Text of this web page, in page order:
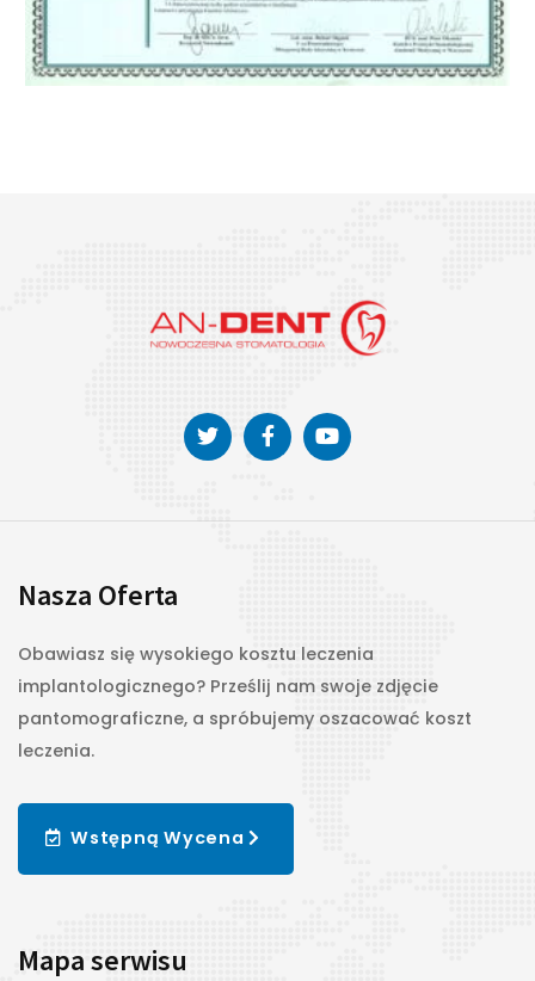
Nasza Oferta
Obawiasz się wysokiego kosztu leczenia
implantologicznego? Prześlij nam swoje zdjęcie
pantomograficzne, a spróbujemy oszacować koszt
leczenia.
Wstępną Wycena
Mapa serwisu